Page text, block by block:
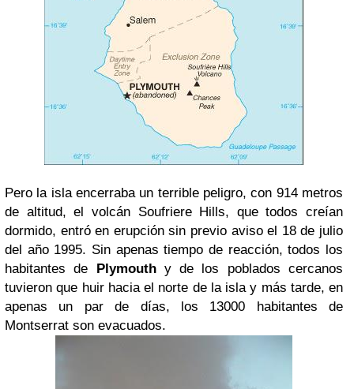
Pero la isla encerraba un terrible peligro, con 914 metros
de altitud, el volcán Soufriere Hills, que todos creían
dormido, entró en erupción sin previo aviso el 18 de julio
del año 1995. Sin apenas tiempo de reacción, todos los
habitantes de Plymouthy de los poblados cercanos
tuvieron que huir hacia el norte de la isla y más tarde, en
apenas un par de días, los 13000 habitantes de
Montserrat son evacuados.